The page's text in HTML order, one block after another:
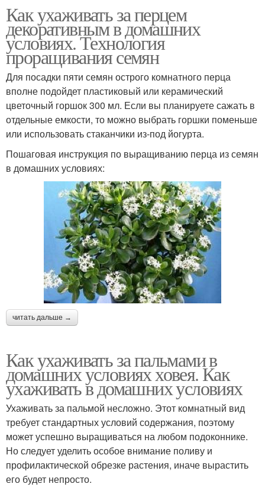
Как ухаживать за перцем
декоративным в домашних
условиях. Технология
проращивания семян
Для посадки пяти семян острого комнатного перца
вполне подойдет пластиковый или керамический
цветочный горшок 300 мл. Если вы планируете сажать в
отдельные емкости, то можно выбрать горшки поменьше
или использовать стаканчики из-под йогурта.
Пошаговая инструкция по выращиванию перца из семян
в домашних условиях:
читать дальше →
Как ухаживать за пальмами в
домашних условиях ховея. Как
ухаживать в домашних условиях
Ухаживать за пальмой несложно. Этот комнатный вид
требует стандартных условий содержания, поэтому
может успешно выращиваться на любом подоконнике.
Но следует уделить особое внимание поливу и
профилактической обрезке растения, иначе вырастить
его будет непросто.